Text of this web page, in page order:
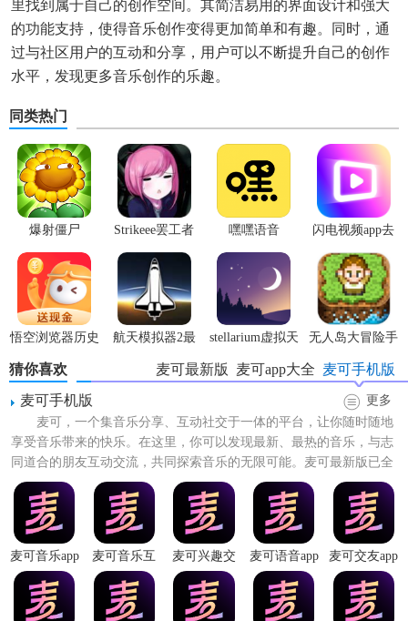
里找到属于自己的创作空间。其简洁易用的界面设计和强大
的功能支持，使得音乐创作变得更加简单和有趣。同时，通
过与社区用户的互动和分享，用户可以不断提升自己的创作
水平，发现更多音乐创作的乐趣。
同类热门
爆射僵尸 Strikeee罢工者 嘿嘿语音
闪电视频app去
广告版
悟空浏览器历史
版本
航天模拟器2最
新版
stellarium虚拟天
文台
无人岛大冒险手
机版
猜你喜欢 麦可手机版
麦可app大全
麦可最新版
麦可手机版
更多
麦可，一个集音乐分享、互动社交于一体的平台，让你随时随地
享受音乐带来的快乐。在这里，你可以发现最新、最热的音乐，与志
同道合的朋友互动交流，共同探索音乐的无限可能。麦可最新版已全
面升级，功能更强大，体验...
麦可音乐app
麦可音乐互
动app
麦可兴趣交
友app
麦可语音app 麦可交友app